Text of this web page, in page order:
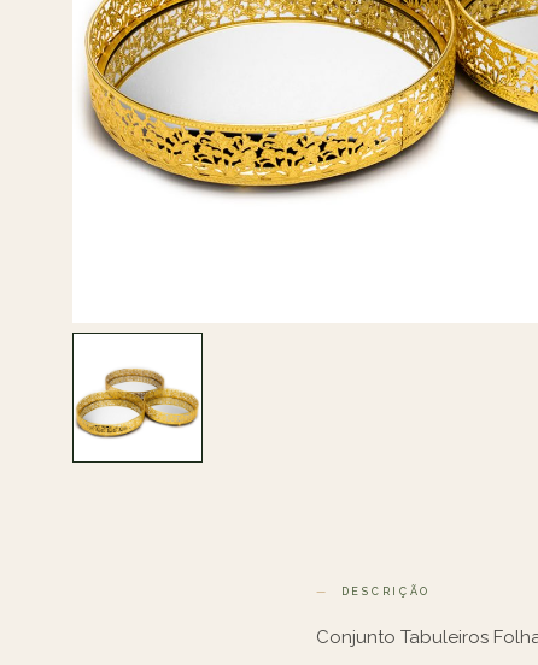
DESCRIÇÃO
Conjunto Tabuleiros